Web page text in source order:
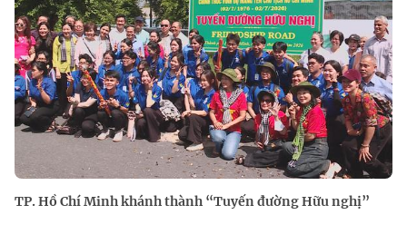
TP. Hồ Chí Minh khánh thành “Tuyến đường Hữu nghị”